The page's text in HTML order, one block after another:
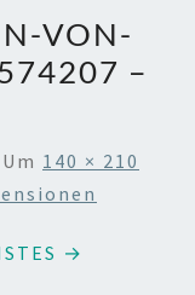
VON-
–
Um 140 × 210
→